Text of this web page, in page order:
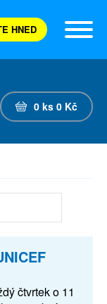
HNED
0 ks 0 Kč
čtvrtek o 11